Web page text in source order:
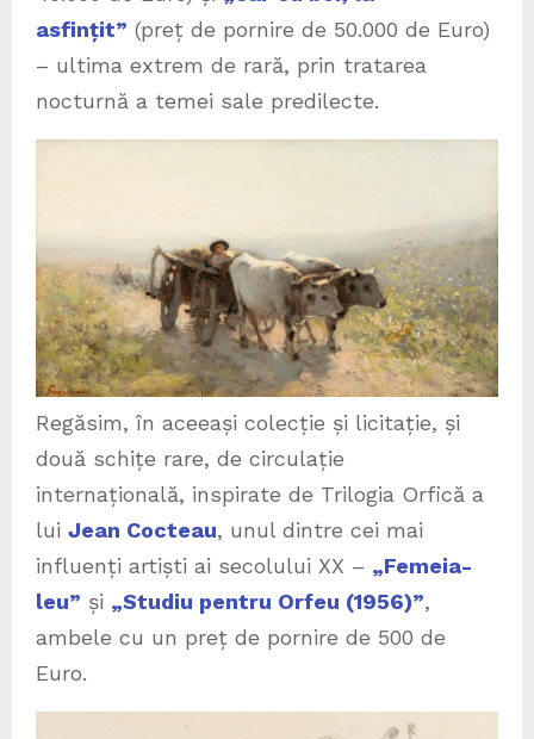
asfințit” (preț de pornire de 50.000 de Euro)
– ultima extrem de rară, prin tratarea
nocturnă a temei sale predilecte.
Regăsim, în aceeași colecție și licitație, și
două schițe rare, de circulație
internațională, inspirate de Trilogia Orfică a
lui Jean Cocteau, unul dintre cei mai
influenți artiști ai secolului XX – „Femeia-
leu” și „Studiu pentru Orfeu (1956)”,
ambele cu un preț de pornire de 500 de
Euro.